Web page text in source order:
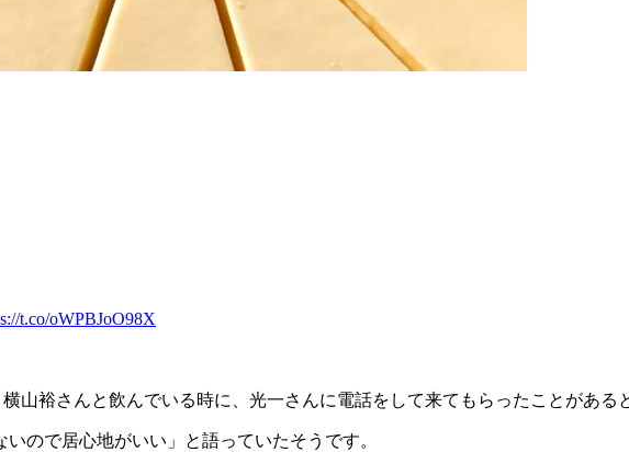
t.co/oWPBJoO98X
裕さんと飲んでいる時に、光一さんに電話をして来てもらったことがある
ので居心地がいい」と語っていたそうです。